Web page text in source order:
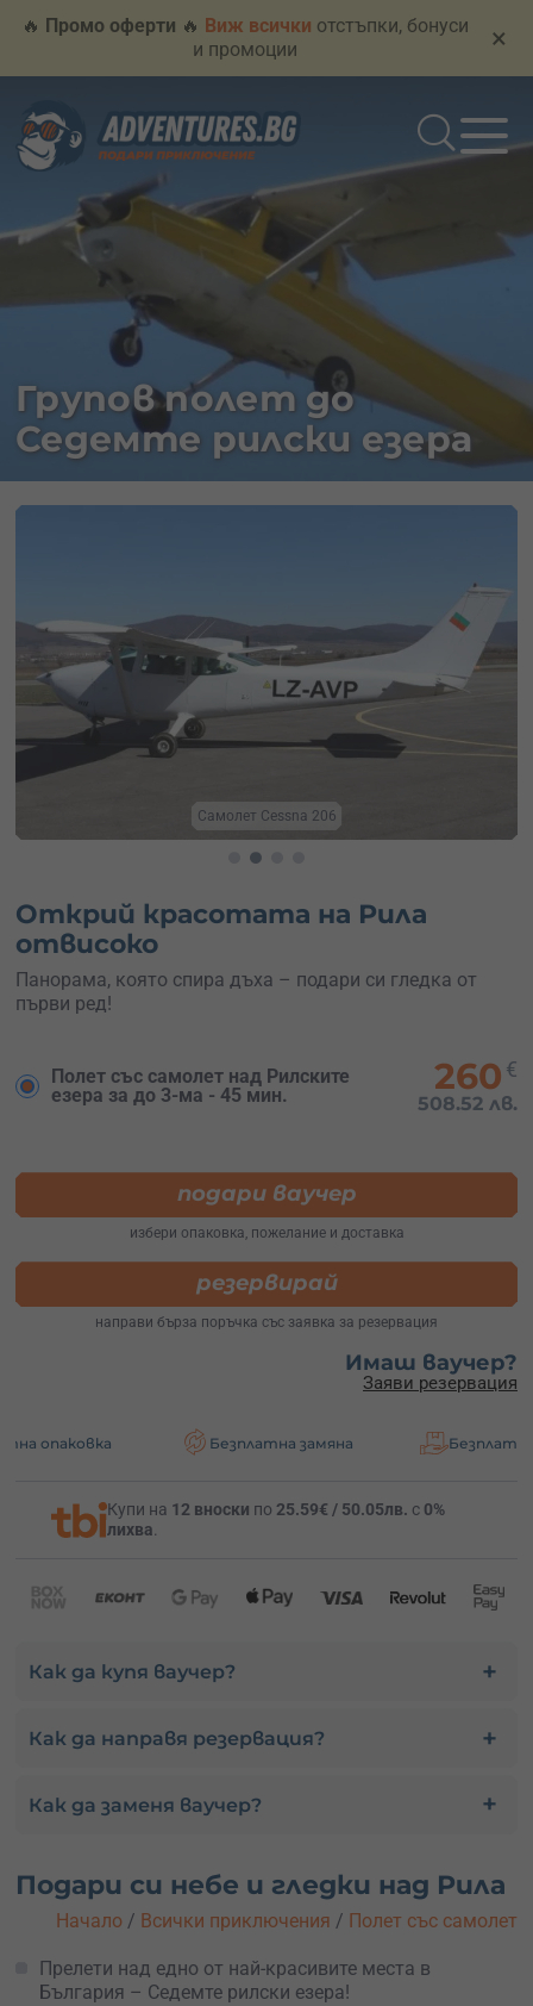
🔥 Промо оферти 🔥 Виж всички отстъпки, бонуси
и промоции
×
Групов полет до
Седемте рилски езера
Виж Рилските езера
Открий красотата на Рила
отвисоко
Панорама, която спира дъха – подари си гледка от
първи ред!
Полет със самолет над Рилските
езера за до 3-ма - 45 мин.
260 €
508.52 лв.
подари ваучер
избери опаковка, пожелание и доставка
резервирай
направи бърза поръчка със заявка за резервация
Имаш ваучер?
Заяви резервация
Безплатна замяна Безплатна доставка
Купи на 12 вноски по 25.59€ / 50.05лв. с 0%
лихва.
Как да купя ваучер?
Как да направя резервация?
Как да заменя ваучер?
Подари си небе и гледки над Рила
Начало / Всички приключения / Полет със самолет
Прелети над едно от най-красивите места в
България – Седемте рилски езера!